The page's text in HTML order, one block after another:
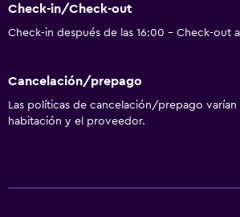
Check-in/Check-out
Check-in después de las 16:00 - Check-out
Cancelación/prepago
Las políticas de cancelación/prepago
habitación y el proveedor.